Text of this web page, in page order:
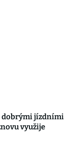
dobrými jízdními
využije